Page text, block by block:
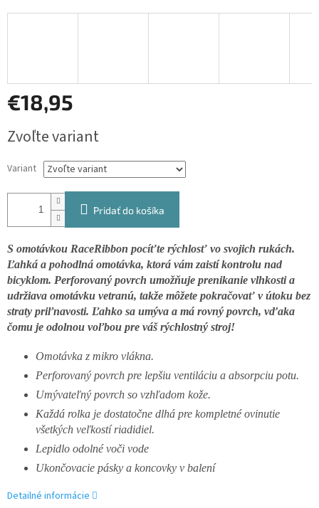
€18,95
cena:
Zvoľte variant
Variant
Pridať do košíka
S omotávkou RaceRibbon pocíťte rýchlosť vo svojich rukách.
Ľahká a pohodlná omotávka, ktorá vám zaistí kontrolu nad
bicyklom. Perforovaný povrch umožňuje prenikanie vlhkosti a
udržiava omotávku vetranú, takže môžete pokračovať v útoku bez
straty priľnavosti. Ľahko sa umýva a má rovný povrch, vďaka
čomu je odolnou voľbou pre váš rýchlostný stroj!
Omotávka z mikro vlákna.
Perforovaný povrch pre lepšiu ventiláciu a absorpciu potu.
Umývateľný povrch so vzhľadom kože.
Každá rolka je dostatočne dlhá pre kompletné ovinutie
všetkých veľkostí riadidiel.
Lepidlo odolné voči vode
Ukončovacie pásky a koncovky v balení
Detailné informácie